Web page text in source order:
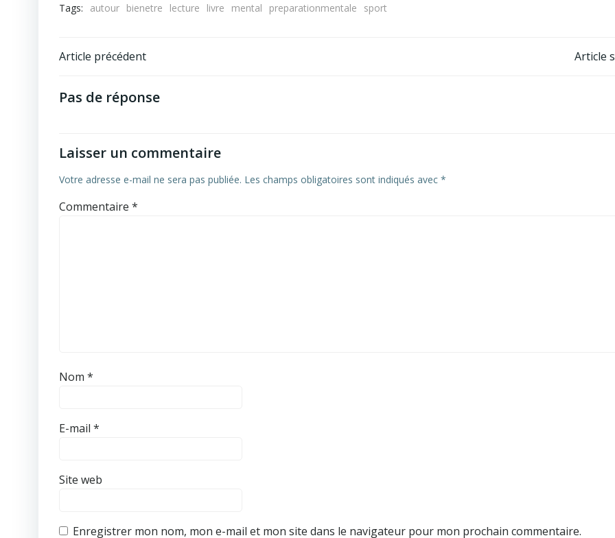
Tags:
autour bienetre lecture livre mental preparationmentale sport
Navigation
de
Article précédent Article
Pas de réponse
Laisser un commentaire
Votre adresse e-mail ne sera pas publiée. Les champs obligatoires sont indiqués avec *
Commentaire *
Nom *
E-mail *
Site web
Enregistrer mon nom, mon e-mail et mon site dans le navigateur pour mon prochain commentaire.